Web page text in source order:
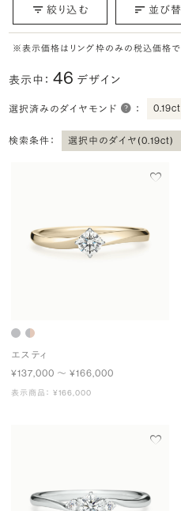
絞り込む 並び
※表示価格はリング枠のみの税込価格
表示中：46 デザイン
選択済みのダイヤモンド ： 0.19ct
検索条件： 選択中のダイヤ(0.19ct)
エスティ
¥137,000 〜 ¥166,000
表示商品： ¥166,000